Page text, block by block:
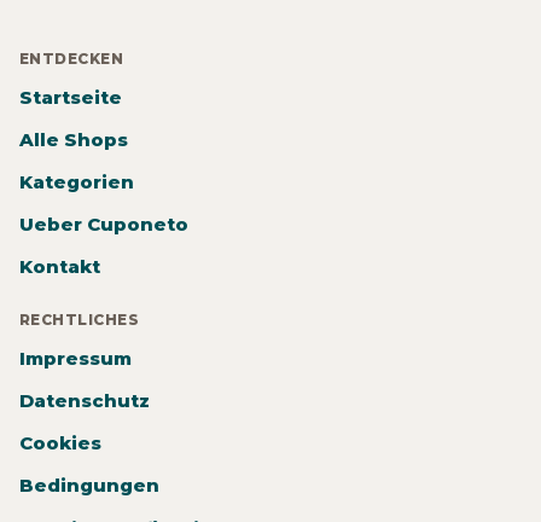
ENTDECKEN
Startseite
Alle Shops
Kategorien
Ueber Cuponeto
Kontakt
RECHTLICHES
Impressum
Datenschutz
Cookies
Bedingungen